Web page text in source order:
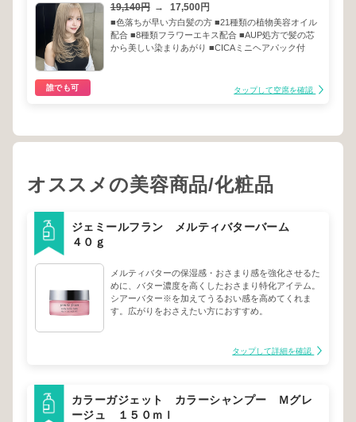
19,140円 → 17,500円
■色落ちが早い方白髪の方 ■21種類の植物美容オイル
配合 ■8種類フラワーエキス配合 ■AUP処方で髪の芯
から美しい染まりあがり ■CICAミニヘアパック付
誰でも可 タップして空席を確認
オススメの美容商品/化粧品
ジェミールフラン メルティバターバーム
４０ｇ
メルティバターの保湿感・おさまり感を強化させるた
めに、バター濃度を高くしたおさまり特化アイテム。
シアーバター※を加えてうるおい感を高めてくれま
す。広がりをおさえたい方におすすめ。
タップして詳細を確認
カラーガジェット カラーシャンプー Ｍグレ
ージュ １５０ｍｌ